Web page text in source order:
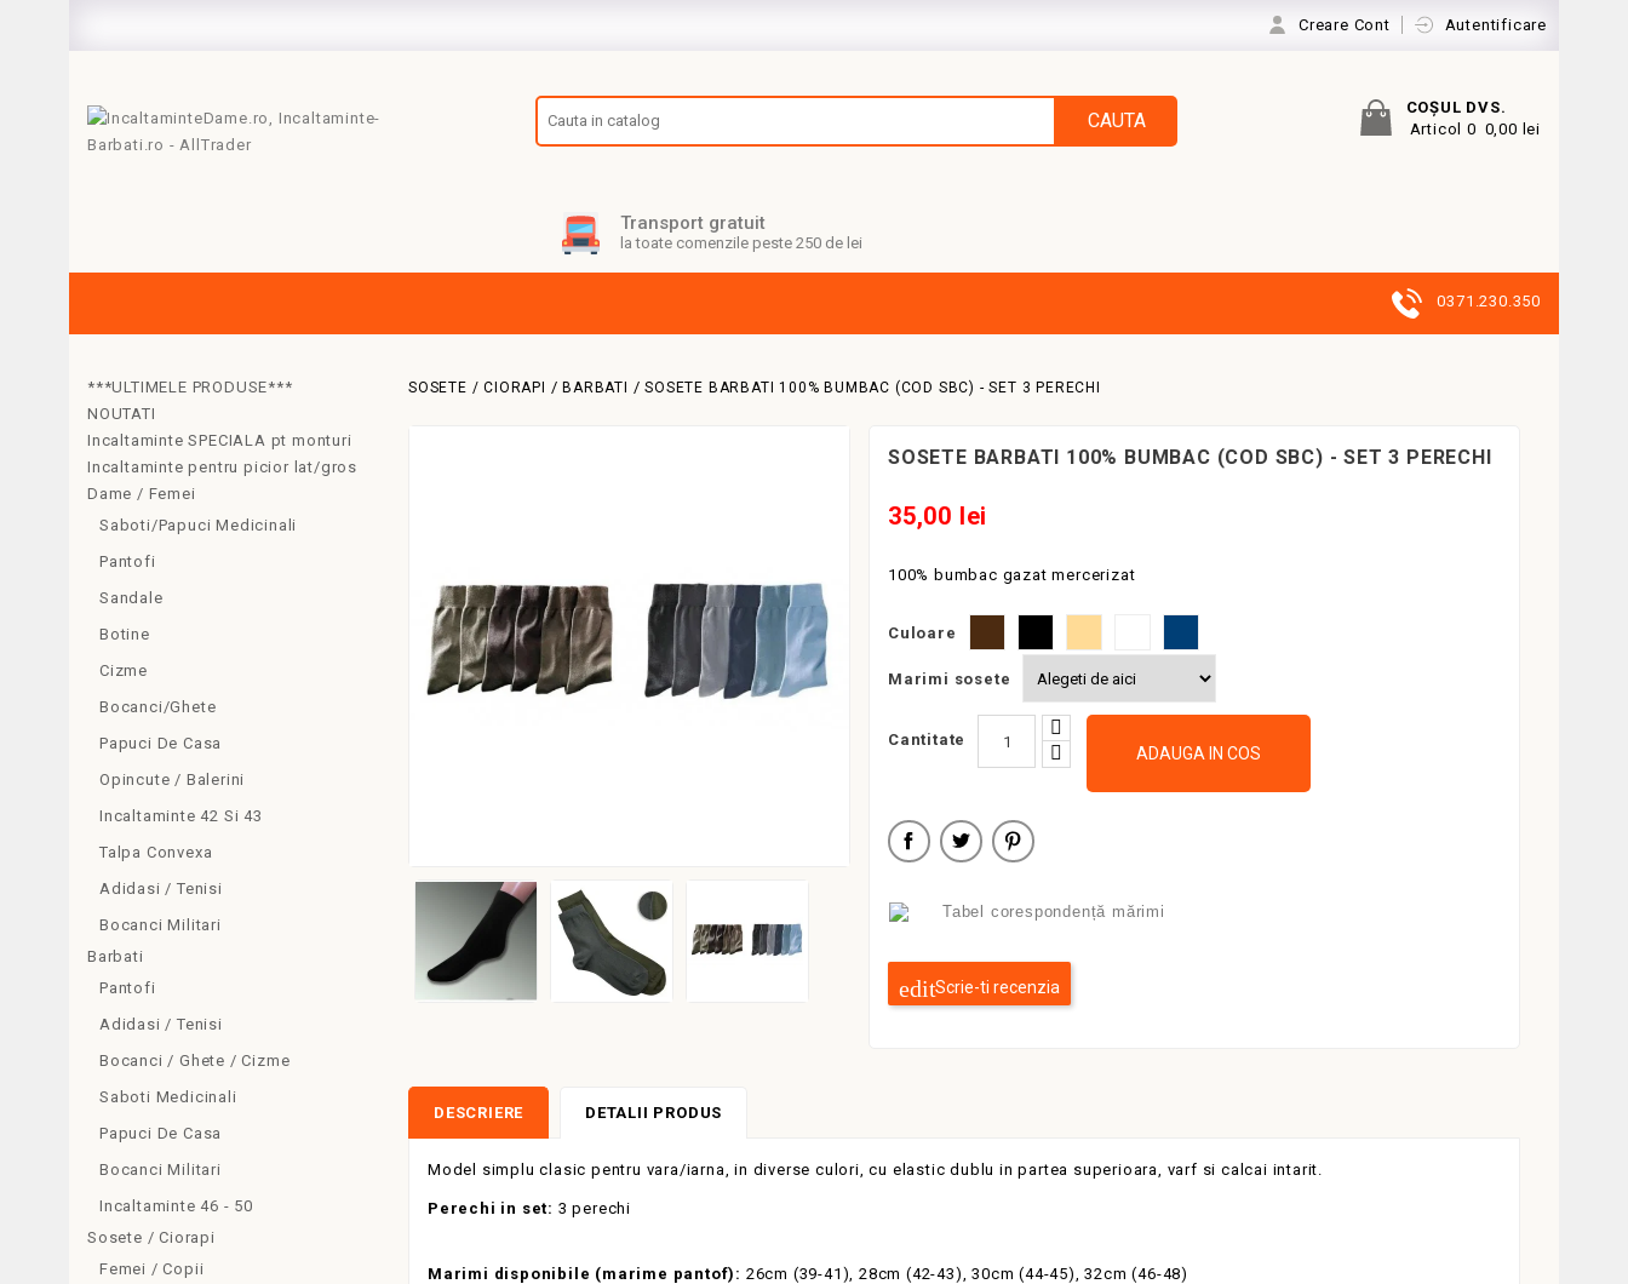
Creare Cont Autentificare
COŞUL DVS.
Articol 0 0,00 lei
CAUTA
Transport gratuit
la toate comenzile peste 250 de lei
0371.230.350
***ULTIMELE PRODUSE***
NOUTATI
Incaltaminte SPECIALA pt monturi
Incaltaminte pentru picior lat/gros
Dame / Femei
Saboti/Papuci Medicinali
Pantofi
Sandale
Botine
Cizme
Bocanci/Ghete
Papuci De Casa
Opincute / Balerini
Incaltaminte 42 Si 43
Talpa Convexa
Adidasi / Tenisi
Bocanci Militari
Barbati
Pantofi
Adidasi / Tenisi
Bocanci / Ghete / Cizme
Saboti Medicinali
Papuci De Casa
Bocanci Militari
Incaltaminte 46 - 50
Sosete / Ciorapi
Femei / Copii
SOSETE / CIORAPI BARBATI SOSETE BARBATI 100% BUMBAC (COD SBC) - SET 3 PERECHI
SOSETE BARBATI 100% BUMBAC (COD SBC) - SET 3 PERECHI
35,00 lei
100% bumbac gazat mercerizat
Culoare
Marimi sosete
Cantitate
ADAUGA IN COS
Tabel corespondență mărimi
Scrie-ti recenzia
DESCRIERE DETALII PRODUS
Model simplu clasic pentru vara/iarna, in diverse culori, cu elastic dublu in partea superioara, varf si calcai intarit.
Perechi in set: 3 perechi
Marimi disponibile (marime pantof): 26cm (39-41), 28cm (42-43), 30cm (44-45), 32cm (46-48)